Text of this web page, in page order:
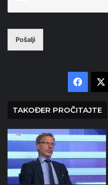
Pošalji
TAKOĐER PROČITAJTE